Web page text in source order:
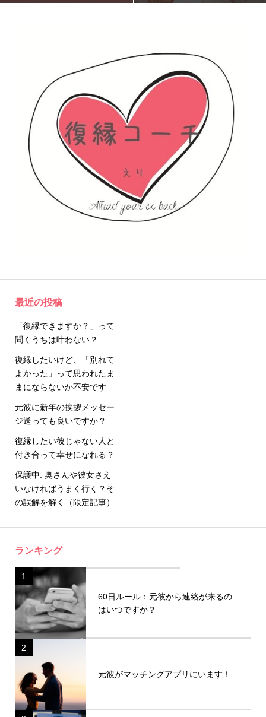
最近の投稿
「復縁できますか？」って
聞くうちは叶わない？
復縁したいけど、「別れて
よかった」って思われたま
まにならないか不安です
元彼に新年の挨拶メッセー
ジ送っても良いですか？
復縁したい彼じゃない人と
付き合って幸せになれる？
保護中: 奥さんや彼女さえ
いなければうまく行く？そ
の誤解を解く（限定記事）
ランキング
1
60日ルール：元彼から連絡が来るの
はいつですか？
2
元彼がマッチングアプリにいます！